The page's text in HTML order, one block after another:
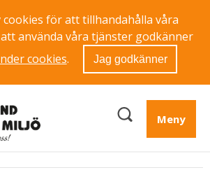
cookies för att tillhandahålla våra
använda våra tjänster godkänner
cookies. Jag godkänner
Meny